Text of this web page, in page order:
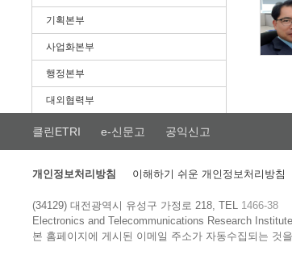
기획본부
사업화본부
행정본부
대외협력부
클린ETRI e-신문고 공익신고
개인정보처리방침 이해하기 쉬운 개인정보처리방침
(34129) 대전광역시 유성구 가정로 218, TEL 1466-38
Electronics and Telecommunications Research
본 홈페이지에 게시된 이메일 주소가 자동수집되는 것